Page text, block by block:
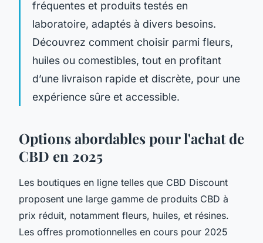
fréquentes et produits testés en
laboratoire, adaptés à divers besoins.
Découvrez comment choisir parmi fleurs,
huiles ou comestibles, tout en profitant
d’une livraison rapide et discrète, pour une
expérience sûre et accessible.
Options abordables pour l'achat de
CBD en 2025
Les boutiques en ligne telles que CBD Discount
proposent une large gamme de produits CBD à
prix réduit, notamment fleurs, huiles, et résines.
Les offres promotionnelles en cours pour 2025